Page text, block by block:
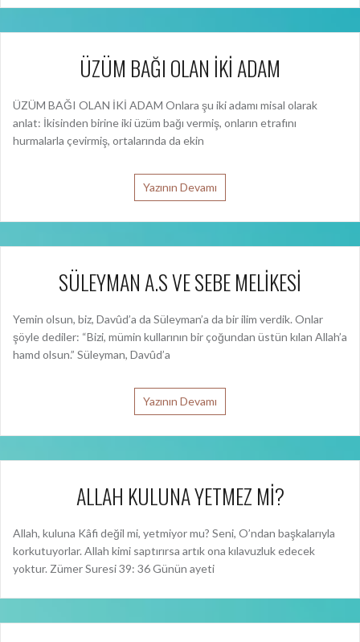
ÜZÜM BAĞI OLAN İKİ ADAM
ÜZÜM BAĞI OLAN İKİ ADAM Onlara şu iki adamı misal olarak
anlat: İkisinden birine iki üzüm bağı vermiş, onların etrafını
hurmalarla çevirmiş, ortalarında da ekin
Yazının Devamı
SÜLEYMAN A.S VE SEBE MELİKESİ
Yemin olsun, biz, Davûd’a da Süleyman’a da bir ilim verdik. Onlar
şöyle dediler: “Bizi, mümin kullarının bir çoğundan üstün kılan Allah’a
hamd olsun.” Süleyman, Davûd’a
Yazının Devamı
ALLAH KULUNA YETMEZ Mİ?
Allah, kuluna Kâfi değil mi, yetmiyor mu? Seni, O’ndan başkalarıyla
korkutuyorlar. Allah kimi saptırırsa artık ona kılavuzluk edecek
yoktur. Zümer Suresi 39: 36 Günün ayeti